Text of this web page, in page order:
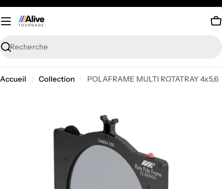
Passer
au
contenu
Recherche
Accueil Collection
POLAFRAME MULTI ROTATRAY 4x5,6